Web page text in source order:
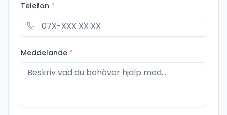
Telefon *
Meddelande *